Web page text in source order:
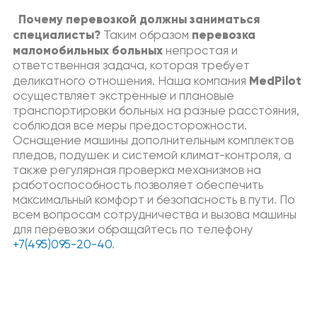
Почему перевозкой должны заниматься
специалисты? Таким образом перевозка
маломобильных больных непростая и
ответственная задача, которая требует
деликатного отношения. Наша компания MedPilot
осуществляет экстренные и плановые
транспортировки больных на разные расстояния,
соблюдая все меры предосторожности.
Оснащение машины дополнительным комплектов
пледов, подушек и системой климат-контроля, а
также регулярная проверка механизмов на
работоспособность позволяет обеспечить
максимальный комфорт и безопасность в пути. По
всем вопросам сотрудничества и вызова машины
для перевозки обращайтесь по телефону
+7(495)095-20-40.